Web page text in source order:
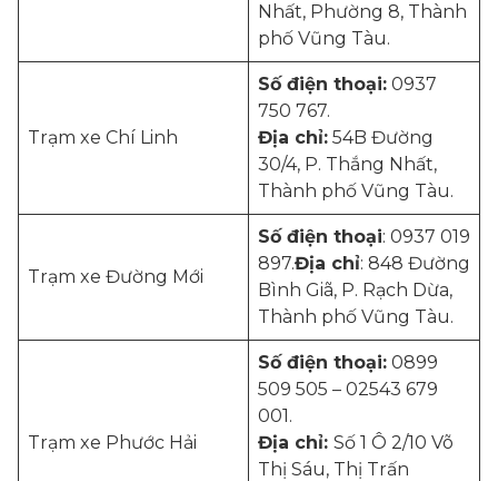
Nhất, Phường 8, Thành
phố Vũng Tàu.
Trạm xe Chí Linh
Số điện thoại: 0937
750 767.
Địa chỉ: 54B Đường
30/4, P. Thắng Nhất,
Thành phố Vũng Tàu.
Trạm xe Đường Mới
Số điện thoại: 0937 019
897.Địa chỉ: 848 Đường
Bình Giã, P. Rạch Dừa,
Thành phố Vũng Tàu.
Trạm xe Phước Hải
Số điện thoại: 0899
509 505 – 02543 679
001.
Địa chỉ: Số 1 Ô 2/10 Võ
Thị Sáu, Thị Trấn